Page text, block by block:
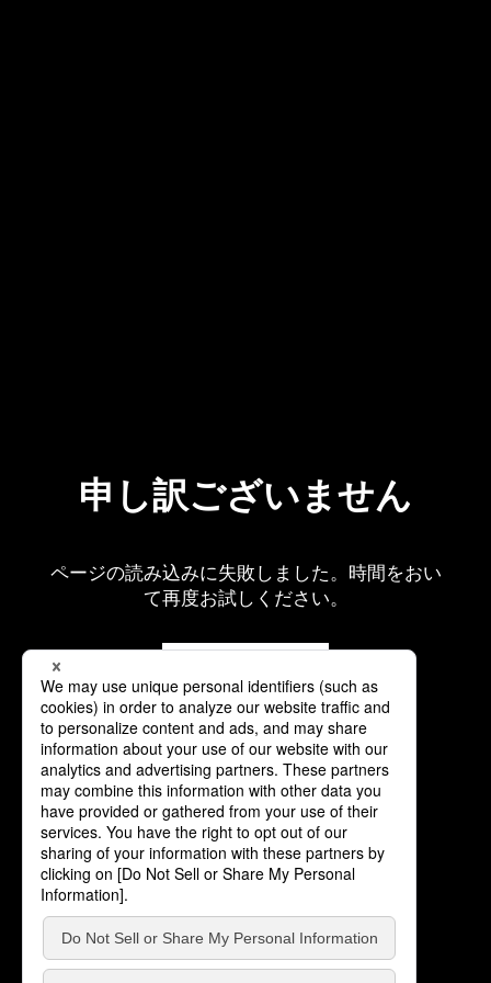
申し訳ございません
ページの読み込みに失敗しました。時間をおい
て再度お試しください。